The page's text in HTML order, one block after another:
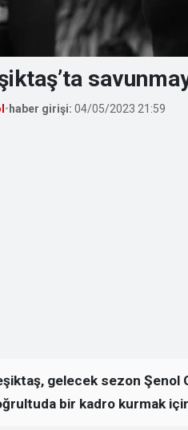
• haber girişi: 04/05/2023 21:59
gelecek sezon Şenol
bir kadro kurmak için